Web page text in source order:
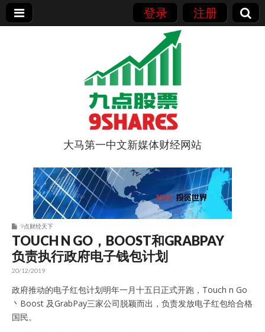
登录 注册
9点股票
大马第一中文新媒体财经网站
9点财经天下
TOUCH N GO，BOOST和GRABPAY
负责执行政府电子钱包计划
20/12/2019
政府推动的电子红包计划明年一月十五日正式开跑，Touch n Go
丶Boost 及GrabPay三家公司脱颖而出，负责发放电子红包给合格
国民。